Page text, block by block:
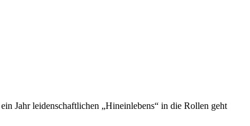
Jahr leidenschaftlichen „Hineinlebens“ in die Rollen geht